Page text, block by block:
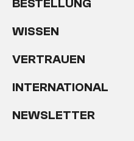
BESTELLUNG
WISSEN
VERTRAUEN
INTERNATIONAL
NEWSLETTER